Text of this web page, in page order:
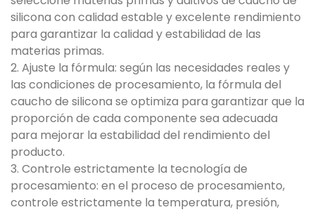
silicona con calidad estable y excelente rendimiento
para garantizar la calidad y estabilidad de las
materias primas.
2. Ajuste la fórmula: según las necesidades reales y
las condiciones de procesamiento, la fórmula del
caucho de silicona se optimiza para garantizar que la
proporción de cada componente sea adecuada
para mejorar la estabilidad del rendimiento del
producto.
3. Controle estrictamente la tecnología de
procesamiento: en el proceso de procesamiento,
controle estrictamente la temperatura, presión,